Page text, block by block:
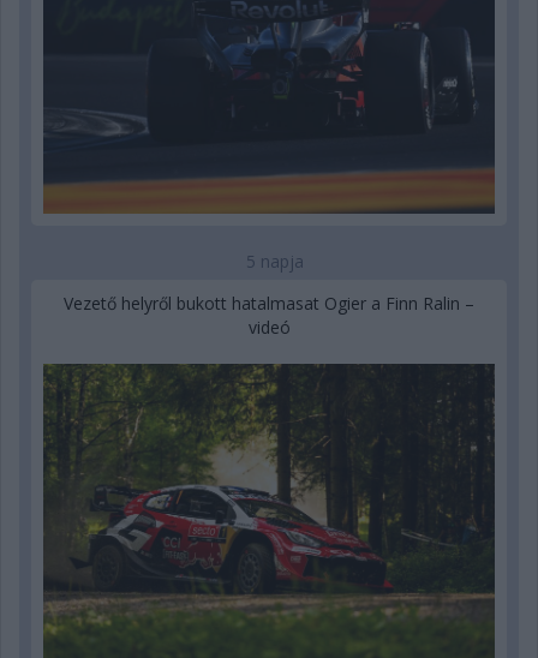
5 napja
Vezető helyről bukott hatalmasat Ogier a Finn Ralin –
videó